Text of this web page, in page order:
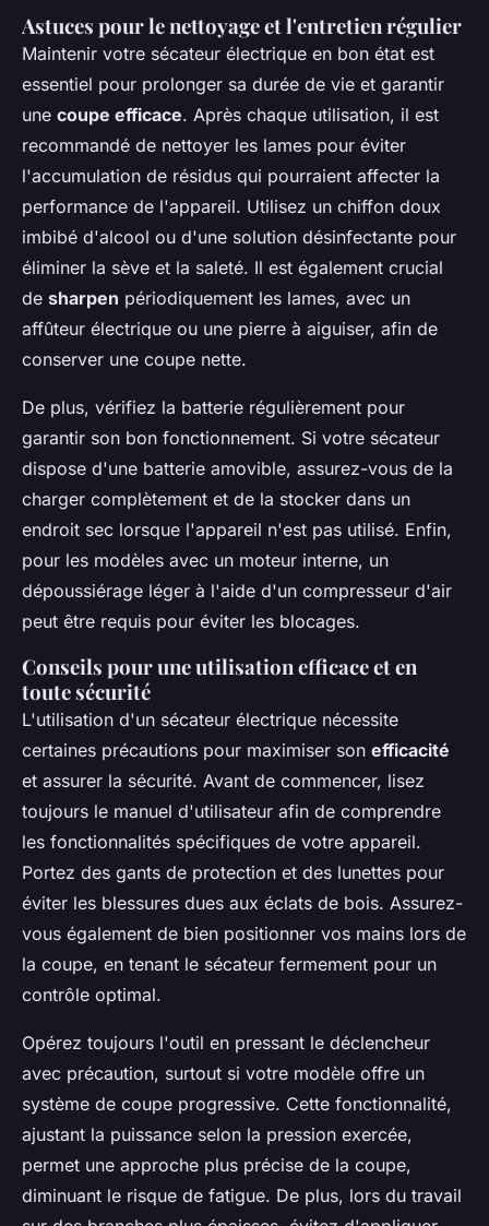
Astuces pour le nettoyage et l'entretien régulier
Maintenir votre sécateur électrique en bon état est
essentiel pour prolonger sa durée de vie et garantir
une coupe efficace. Après chaque utilisation, il est
recommandé de nettoyer les lames pour éviter
l'accumulation de résidus qui pourraient affecter la
performance de l'appareil. Utilisez un chiffon doux
imbibé d'alcool ou d'une solution désinfectante pour
éliminer la sève et la saleté. Il est également crucial
de sharpen périodiquement les lames, avec un
affûteur électrique ou une pierre à aiguiser, afin de
conserver une coupe nette.
De plus, vérifiez la batterie régulièrement pour
garantir son bon fonctionnement. Si votre sécateur
dispose d'une batterie amovible, assurez-vous de la
charger complètement et de la stocker dans un
endroit sec lorsque l'appareil n'est pas utilisé. Enfin,
pour les modèles avec un moteur interne, un
dépoussiérage léger à l'aide d'un compresseur d'air
peut être requis pour éviter les blocages.
Conseils pour une utilisation efficace et en
toute sécurité
L'utilisation d'un sécateur électrique nécessite
certaines précautions pour maximiser son efficacité
et assurer la sécurité. Avant de commencer, lisez
toujours le manuel d'utilisateur afin de comprendre
les fonctionnalités spécifiques de votre appareil.
Portez des gants de protection et des lunettes pour
éviter les blessures dues aux éclats de bois. Assurez-
vous également de bien positionner vos mains lors de
la coupe, en tenant le sécateur fermement pour un
contrôle optimal.
Opérez toujours l'outil en pressant le déclencheur
avec précaution, surtout si votre modèle offre un
système de coupe progressive. Cette fonctionnalité,
ajustant la puissance selon la pression exercée,
permet une approche plus précise de la coupe,
diminuant le risque de fatigue. De plus, lors du travail